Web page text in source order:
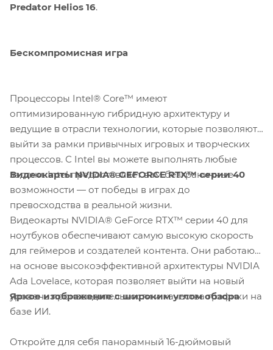
Predator Helios 16.
Бескомпромисная игра
Процессоры Intel® Core™ имеют
оптимизированную гибридную архитектуру и
ведущие в отрасли технологии, которые позволяют
выйти за рамки привычных игровых и творческих
процессов. С Intel вы можете выполнять любые
задачи. Intel предоставляет вам безграничные
возможности — от победы в играх до
превосходства в реальной жизни.
Видеокарты NVIDIA® GEFORCE RTX™ серии 40
Видеокарты NVIDIA® GeForce RTX™ серии 40 для
ноутбуков обеспечивают самую высокую скорость
для геймеров и создателей контента. Они работают
на основе высокоэффективной архитектуры NVIDIA
Ada Lovelace, которая позволяет выйти на новый
уровень производительности и качества графики на
базе ИИ.
Яркое изображение с широким углом обзора
Откройте для себя панорамный 16-дюймовый